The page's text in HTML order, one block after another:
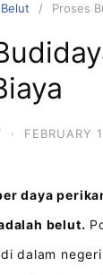
Proses
· FEBRUARY
daya
belut.
dalam